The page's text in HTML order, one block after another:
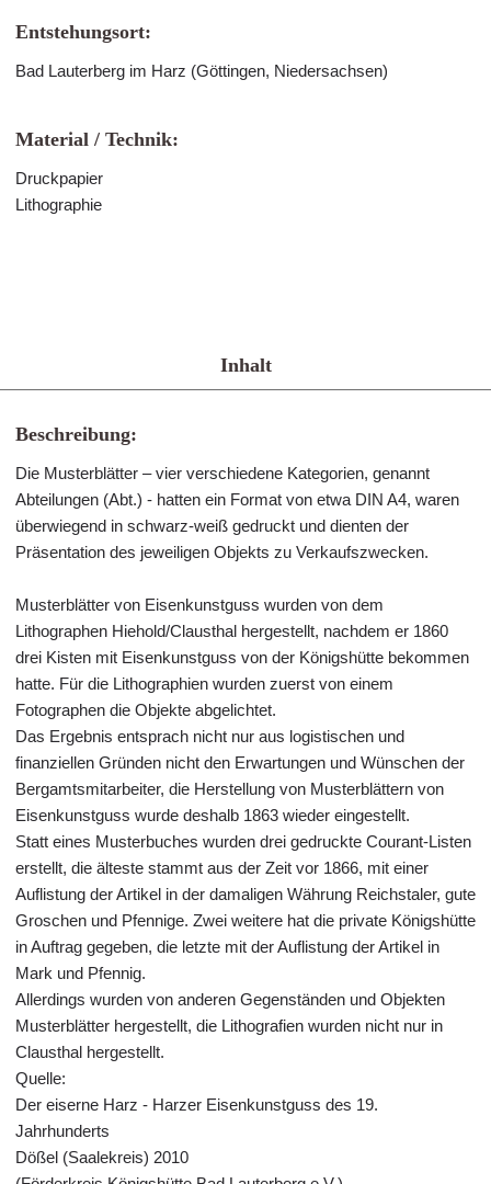
Entstehungsort:
Bad Lauterberg im Harz (Göttingen, Niedersachsen)
Material / Technik:
Druckpapier
Lithographie
Inhalt
Beschreibung:
Die Musterblätter – vier verschiedene Kategorien, genannt
Abteilungen (Abt.) - hatten ein Format von etwa DIN A4, waren
überwiegend in schwarz-weiß gedruckt und dienten der
Präsentation des jeweiligen Objekts zu Verkaufszwecken.
Musterblätter von Eisenkunstguss wurden von dem
Lithographen Hiehold/Clausthal hergestellt, nachdem er 1860
drei Kisten mit Eisenkunstguss von der Königshütte bekommen
hatte. Für die Lithographien wurden zuerst von einem
Fotographen die Objekte abgelichtet.
Das Ergebnis entsprach nicht nur aus logistischen und
finanziellen Gründen nicht den Erwartungen und Wünschen der
Bergamtsmitarbeiter, die Herstellung von Musterblättern von
Eisenkunstguss wurde deshalb 1863 wieder eingestellt.
Statt eines Musterbuches wurden drei gedruckte Courant-Listen
erstellt, die älteste stammt aus der Zeit vor 1866, mit einer
Auflistung der Artikel in der damaligen Währung Reichstaler, gute
Groschen und Pfennige. Zwei weitere hat die private Königshütte
in Auftrag gegeben, die letzte mit der Auflistung der Artikel in
Mark und Pfennig.
Allerdings wurden von anderen Gegenständen und Objekten
Musterblätter hergestellt, die Lithografien wurden nicht nur in
Clausthal hergestellt.
Quelle:
Der eiserne Harz - Harzer Eisenkunstguss des 19.
Jahrhunderts
Dößel (Saalekreis) 2010